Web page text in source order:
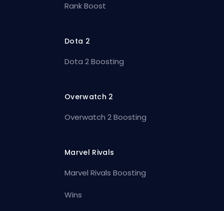
Rank Boost
Dota 2
Dota 2 Boosting
Overwatch 2
Overwatch 2 Boosting
Marvel Rivals
Marvel Rivals Boosting
Wins